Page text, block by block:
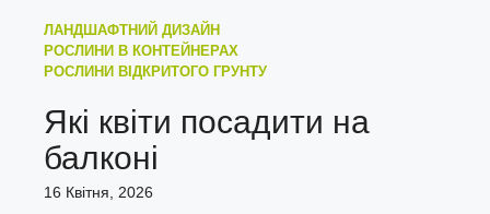
ЛАНДШАФТНИЙ ДИЗАЙН
РОСЛИНИ В КОНТЕЙНЕРАХ
РОСЛИНИ ВІДКРИТОГО ГРУНТУ
Які квіти посадити на
балконі
16 Квітня, 2026